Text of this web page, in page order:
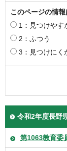
このページの情
1：見つけやす
2：ふつう
3：見つけにく
令和2年度長野
第1063教育委